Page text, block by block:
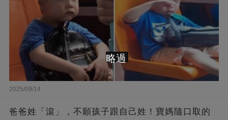
2025/09/14
爸爸姓「滾」，不願孩子跟自己姓！寶媽隨口取的
略過